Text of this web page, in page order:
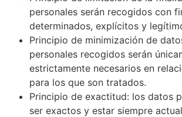
personales serán recogidos con
determinados, explícitos y
Principio de minimización de
personales recogidos serán
estrictamente necesarios en
para los que son tratados.
Principio de exactitud: los datos
ser exactos y estar siempre